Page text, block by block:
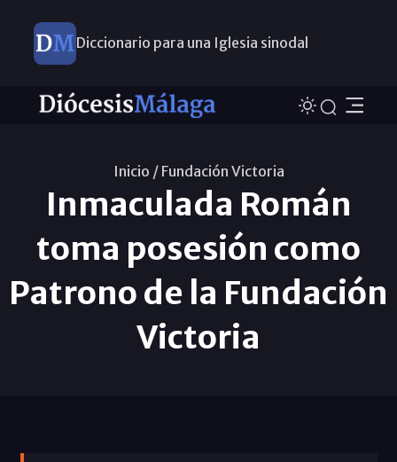
Diccionario para una Iglesia sinodal
Nuevos nombramientos
Inicio / Fundación Victoria
Inmaculada Román
toma posesión como
Patrono de la Fundación
Victoria